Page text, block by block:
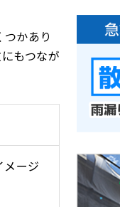
かあり
もつなが
ージ